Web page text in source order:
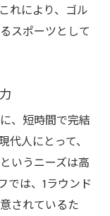
れにより、ゴル
スポーツとして
、短時間で完結
人にとって、
いうニーズは高
では、1ラウンド
されているた